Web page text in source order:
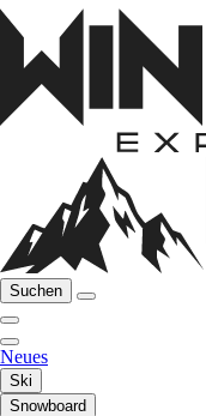
Suchen
Neues
Ski
Snowboard